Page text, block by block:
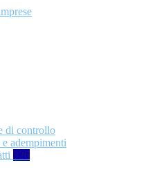
di controllo
adempimenti
326